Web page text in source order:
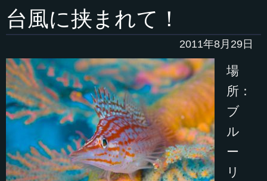
台風に挟まれて！
2011年8月29日
場
所：
ブ
ル
ー
リ